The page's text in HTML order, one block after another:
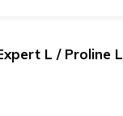
L / Proline L